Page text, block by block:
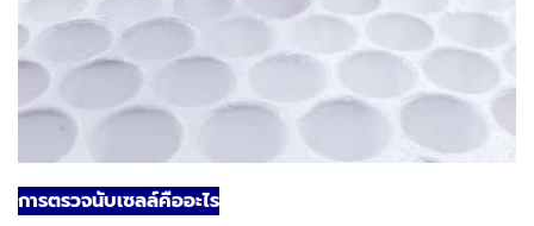
การตรวจนับเซลล์คืออะไร